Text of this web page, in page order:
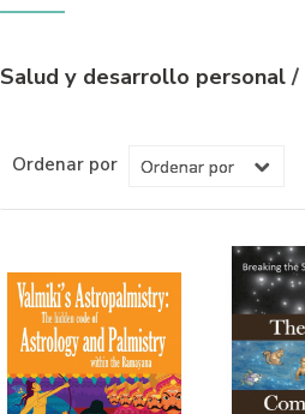
Salud y desarrollo personal/
Ordenar por